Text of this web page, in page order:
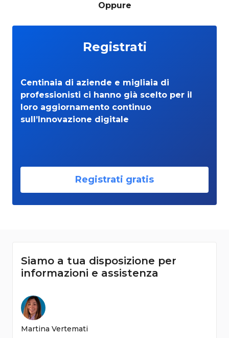
Oppure
Registrati
Centinaia di aziende e migliaia di
professionisti ci hanno già scelto per il
loro aggiornamento continuo
sull’Innovazione digitale
Registrati gratis
Siamo a tua disposizione per
informazioni e assistenza
Martina Vertemati